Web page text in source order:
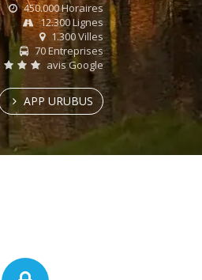
450.000 Horaires
12.300 Lignes
1.300 Villes
70 Entreprises
avis Google
APP URUBUS